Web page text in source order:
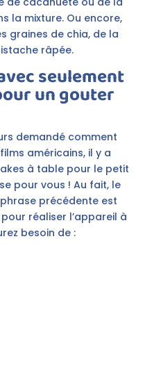
la mixture. Ou encore,
graines de chia, de la
râpée.
seulement
un gouter
demandé comment
américains, il y a
à table pour le petit
pour vous ! Au fait, le
précédente est
réaliser l’appareil à
besoin de :